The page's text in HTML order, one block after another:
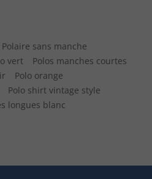
Polaire sans manche
vert
Polos manches courtes
Polo orange
Polo shirt vintage style
longues blanc